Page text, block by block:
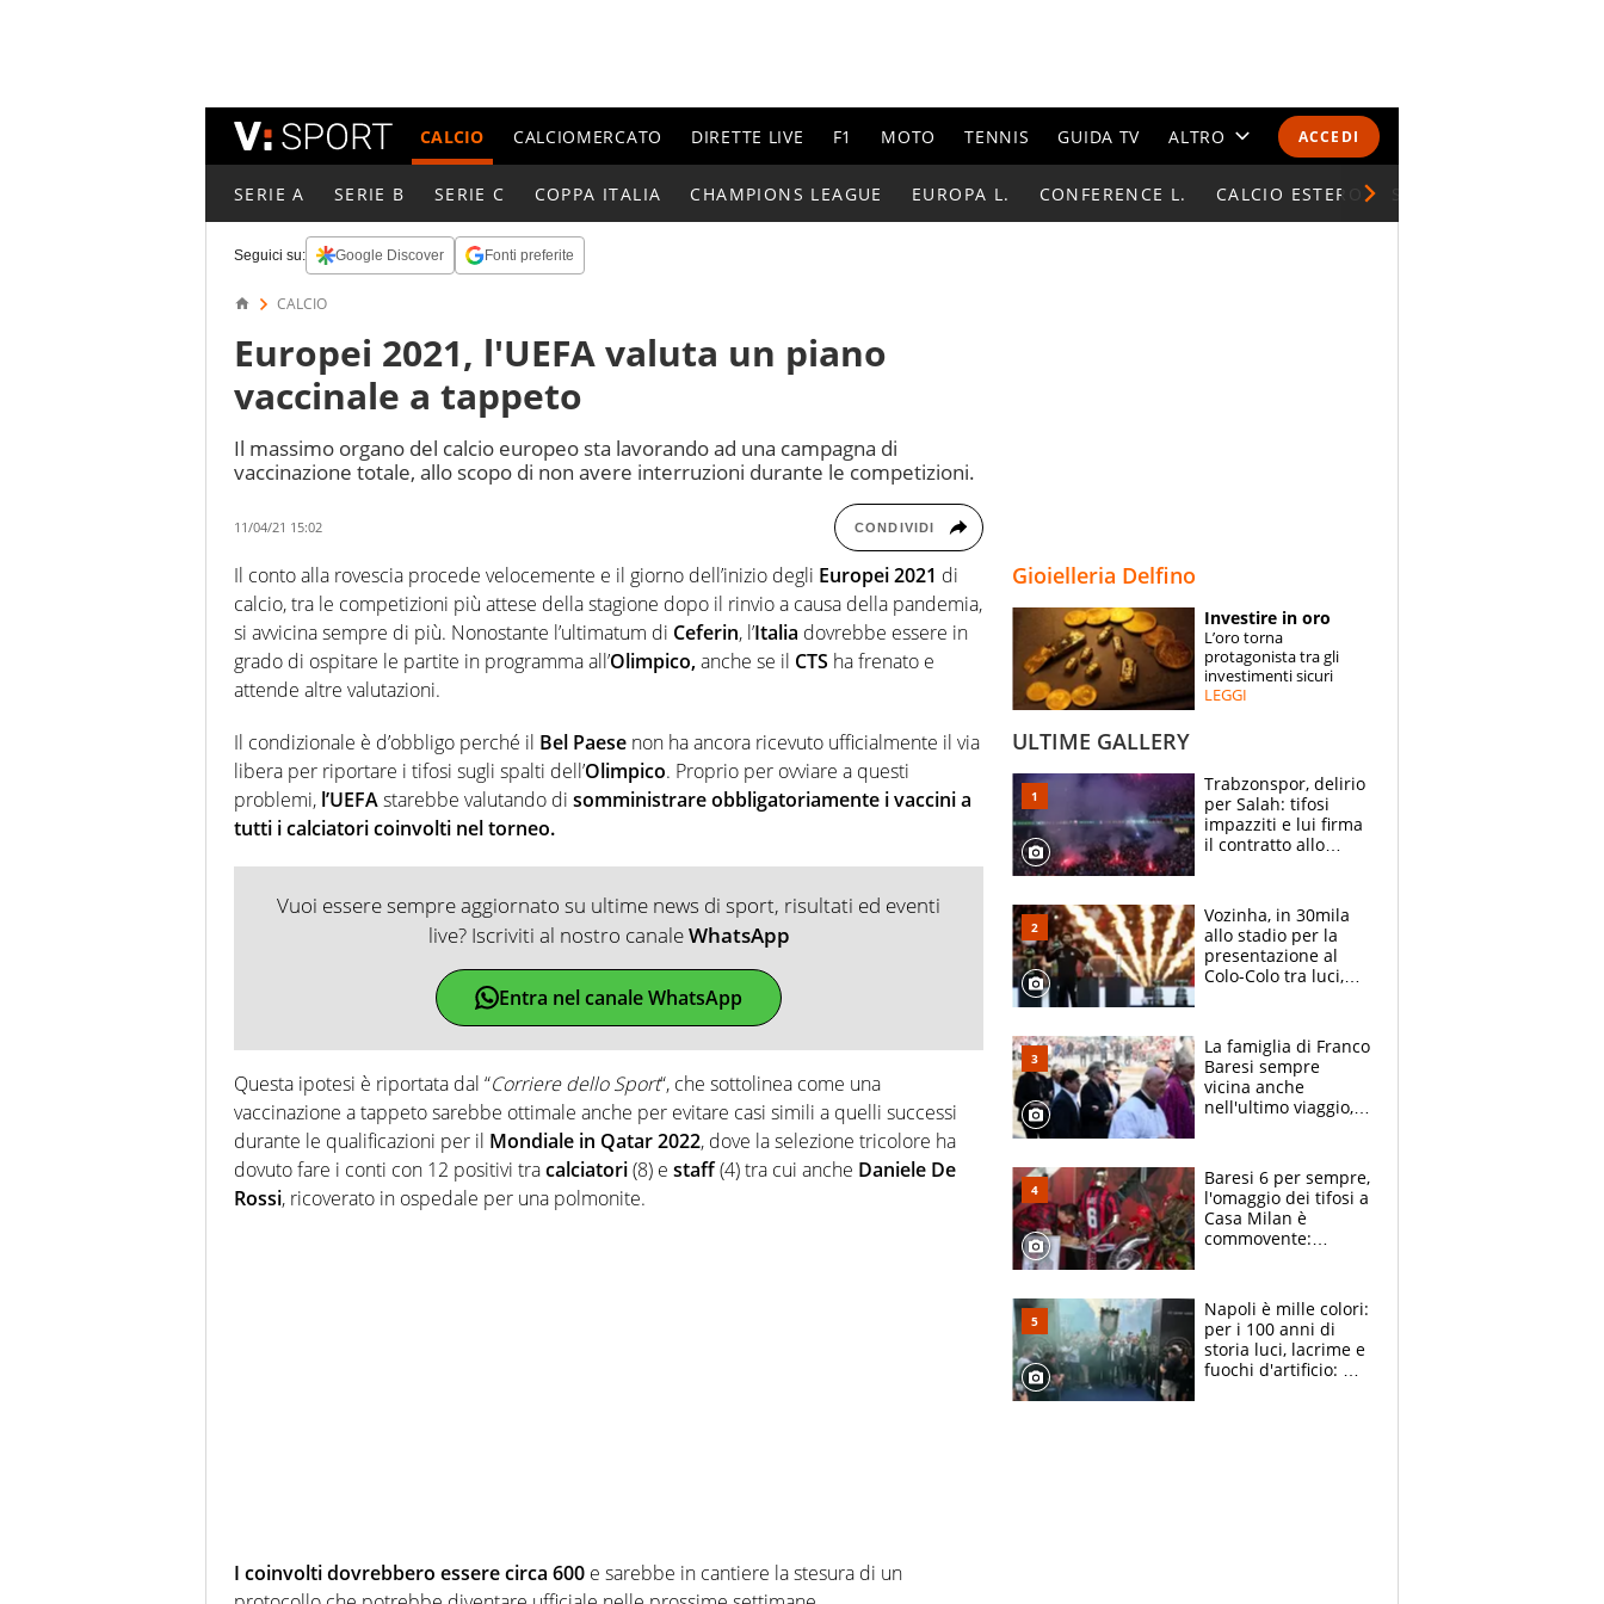
ACCEDI
CALCIO CALCIOMERCATO DIRETTE LIVE F1 MOTO TENNIS GUIDA TV ALTRO
CALENDARI E CLASSIFICHE
ESPERTI
CONTATTI
SERIE A SERIE B SERIE C COPPA ITALIA CHAMPIONS LEAGUE EUROPA L. CONFERENCE L. CALCIO ESTERO
Seguici su: Google Discover Fonti preferite
CALCIO
Europei 2021, l'UEFA valuta un piano
vaccinale a tappeto
Il massimo organo del calcio europeo sta lavorando ad una campagna di
vaccinazione totale, allo scopo di non avere interruzioni durante le competizioni.
11/04/21 15:02 CONDIVIDI
Il conto alla rovescia procede velocemente e il giorno dell’inizio degli Europei 2021 di
calcio, tra le competizioni più attese della stagione dopo il rinvio a causa della pandemia,
si avvicina sempre di più. Nonostante l’ultimatum di Ceferin, l’Italia dovrebbe essere in
grado di ospitare le partite in programma all’Olimpico,anche se il CTS ha frenato e
attende altre valutazioni.
Il condizionale è d’obbligo perché il Bel Paese non ha ancora ricevuto ufficialmente il via
libera per riportare i tifosi sugli spalti dell’Olimpico. Proprio per ovviare a questi
problemi, l’UEFAstarebbe valutando di somministrare obbligatoriamente i vaccini a
tutti i calciatori coinvolti nel torneo.
Vuoi essere sempre aggiornato su ultime news di sport, risultati ed eventi
live? Iscriviti al nostro canaleWhatsApp
Entra nel canale WhatsApp
Questa ipotesi è riportata dal “Corriere dello Sport“, che sottolinea come una
vaccinazione a tappeto sarebbe ottimale anche per evitare casi simili a quelli successi
durante le qualificazioni per il Mondiale in Qatar 2022, dove la selezione tricolore ha
dovuto fare i conti con 12 positivi tracalciatori(8) e staff(4) tra cui anche Daniele De
Rossi, ricoverato in ospedale per una polmonite.
I coinvolti dovrebbero essere circa 600 e sarebbe in cantiere la stesura di un
Gioielleria Delfino
Investire in oro
L’oro torna
protagonista tra gli
investimenti sicuri
LEGGI
ULTIME GALLERY
Trabzonspor, delirio
per Salah: tifosi
impazziti e lui firma
il contratto allo
Vozinha, in 30mila
allo stadio per la
presentazione al
Colo-Colo tra luci,
La famiglia di Franco
Baresi sempre
vicina anche
nell'ultimo viaggio,
circondati
dall'affetto dei tifosi
Baresi 6 per sempre,
l'omaggio dei tifosi a
Casa Milan è
commovente:
bigliettini
Napoli è mille colori:
per i 100 anni di
storia luci, lacrime e
fuochi d'artificio: De